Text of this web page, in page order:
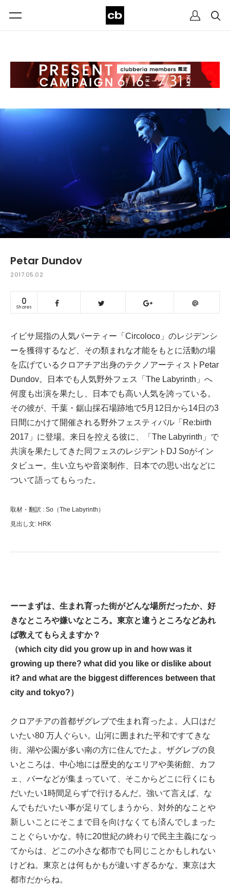
Petar Dundov
2017.05.02
0
Shares
イビサ屈指の人気パーティー「Circoloco」のレジデンシ
ーを獲得するなど、その類まれな才能をもとに活動の場
を広げているクロアチア出身のテクノアーティストPetar
Dundov。日本でも人気野外フェス「The Labyrinth」へ
何度も出演を果たし、日本でも高い人気を誇っている。
その彼が、千葉・鋸山採石場跡地で5月12日から14日の3
日間にかけて開催される野外フェスティバル「Re:birth
2017」に登場。来日を控える彼に、「The Labyrinth」で
共演を果たしてきた同フェスのレジデントDJ Soがイン
タビュー。生い立ちや音楽制作、日本での思い出などに
ついて語ってもらった。
取材・ 翻訳 : So（The Labyrinth）
見出し文: HRK
ーーまずは、生まれ育った街がどんな場所だったか、好
きなところや嫌いなところ。東京と違うところなどあれ
ば教えてもらえますか？
（which city did you grow up in and how was it
growing up there? what did you like or dislike about
it? and what are the biggest differences between that
city and tokyo?）
クロアチアの首都ザグレブで生まれ育ったよ。人口はだ
いたい80 万人ぐらい。山河に囲まれた平和ですてきな
街。湖や公園が多い南の方に住んでたよ。ザグレブの良
いところは、中心地には歴史的なエリアや美術館、カフ
ェ、バーなどが集まっていて、そこからどこに行くにも
だいたい1時間足らずで行けるんだ。強いて言えば、な
んでもだいたい事が足りてしまうから、対外的なことや
新しいことにそこまで目を向けなくても済んでしまった
ことぐらいかな。特に20世紀の終わりで民主主義になっ
てからは、どこの小さな都市でも同じことかもしれない
けどね。東京とは何もかもが違いすぎるかな。東京は大
都市だからね。